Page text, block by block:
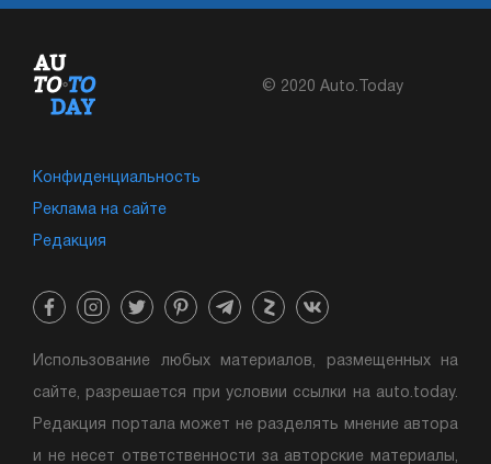
© 2020 Auto.Today
Конфиденциальность
Реклама на сайте
Редакция
Использование любых материалов, размещенных на
сайте, разрешается при условии ссылки на auto.today.
Редакция портала может не разделять мнение автора
и не несет ответственности за авторские материалы,